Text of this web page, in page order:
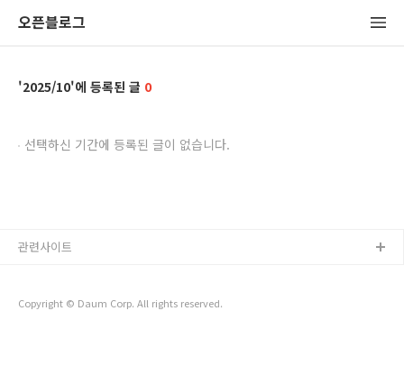
오픈블로그
2025/10 0
선택하신 기간에 등록된 글이 없습니다.
Copyright © Daum Corp. All rights reserved.
관련사이트